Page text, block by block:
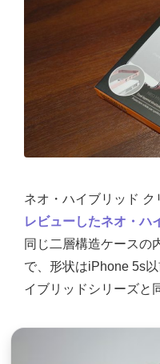
ネオ・ハイブリッド ク
レビューしたネオ・ハ
同じ二層構造ケースの
で、形状はiPhone 5s
イブリッドシリーズと